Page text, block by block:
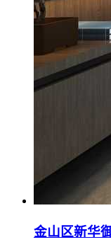
金山区新华